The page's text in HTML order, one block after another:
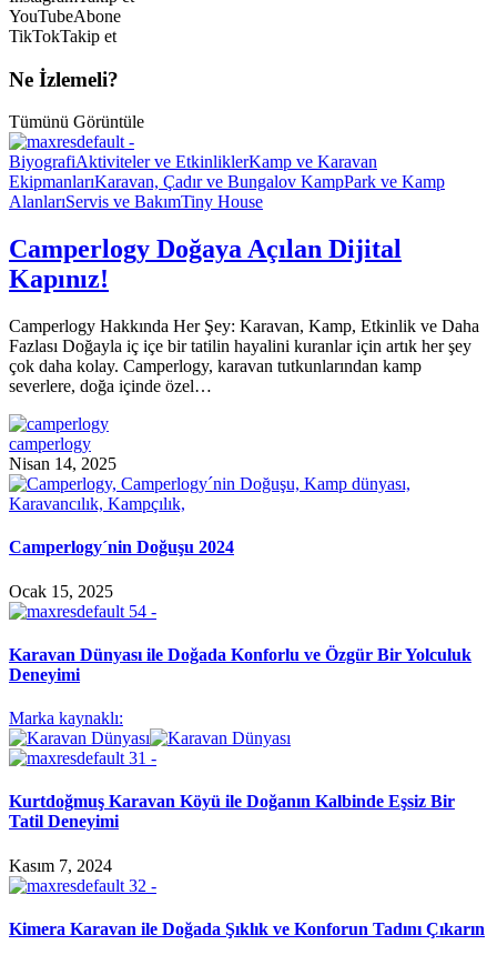
YouTubeAbone
TikTokTakip et
Ne İzlemeli?
Tümünü Görüntüle
BiyografiAktiviteler ve EtkinliklerKamp ve Karavan
EkipmanlarıKaravan, Çadır ve Bungalov KampPark ve Kamp
AlanlarıServis ve BakımTiny House
Camperlogy Doğaya Açılan Dijital
Kapınız!
Camperlogy Hakkında Her Şey: Karavan, Kamp, Etkinlik ve Daha
Fazlası Doğayla iç içe bir tatilin hayalini kuranlar için artık her şey
çok daha kolay. Camperlogy, karavan tutkunlarından kamp
severlere, doğa içinde özel…
camperlogy
Nisan 14, 2025
Camperlogy´nin Doğuşu 2024
Ocak 15, 2025
Karavan Dünyası ile Doğada Konforlu ve Özgür Bir Yolculuk
Deneyimi
Marka kaynaklı:
Kurtdoğmuş Karavan Köyü ile Doğanın Kalbinde Eşsiz Bir
Tatil Deneyimi
Kasım 7, 2024
Kimera Karavan ile Doğada Şıklık ve Konforun Tadını Çıkarın